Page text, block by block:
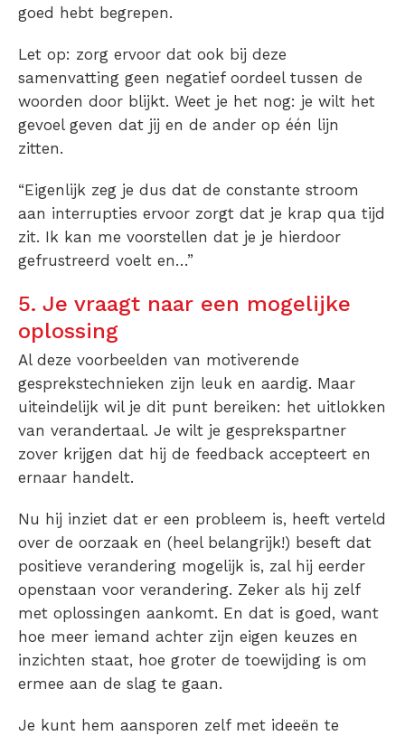
goed hebt begrepen.
Let op: zorg ervoor dat ook bij deze
samenvatting geen negatief oordeel tussen de
woorden door blijkt. Weet je het nog: je wilt het
gevoel geven dat jij en de ander op één lijn
zitten.
“Eigenlijk zeg je dus dat de constante stroom
aan interrupties ervoor zorgt dat je krap qua tijd
zit. Ik kan me voorstellen dat je je hierdoor
gefrustreerd voelt en…”
5. Je vraagt naar een mogelijke
oplossing
Al deze voorbeelden van motiverende
gesprekstechnieken zijn leuk en aardig. Maar
uiteindelijk wil je dit punt bereiken: het uitlokken
van verandertaal. Je wilt je gesprekspartner
zover krijgen dat hij de feedback accepteert en
ernaar handelt.
Nu hij inziet dat er een probleem is, heeft verteld
over de oorzaak en (heel belangrijk!) beseft dat
positieve verandering mogelijk is, zal hij eerder
openstaan voor verandering. Zeker als hij zelf
met oplossingen aankomt. En dat is goed, want
hoe meer iemand achter zijn eigen keuzes en
inzichten staat, hoe groter de toewijding is om
ermee aan de slag te gaan.
Je kunt hem aansporen zelf met ideeën te